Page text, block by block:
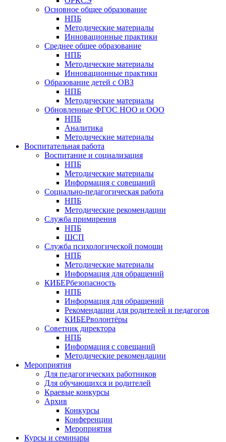
Основное общее образование
НПБ
Методические материалы
Инновационные практики
Среднее общее образование
НПБ
Методические материалы
Инновационные практики
Образование детей с ОВЗ
НПБ
Методические материалы
Обновленные ФГОС НОО и ООО
НПБ
Аналитика
Методические материалы
Воспитательная работа
Воспитание и социализация
НПБ
Методические материалы
Информация с совещаний
Социально-педагогическая работа
НПБ
Методические рекомендации
Служба примирения
НПБ
ШСП
Служба психологической помощи
НПБ
Методические материалы
Информация для обращений
КИБЕРбезопасность
НПБ
Информация для обращений
Рекомендации для родителей и педагогов
КИБЕРволонтёры
Советник директора
НПБ
Информация с совещаний
Методические рекомендации
Мероприятия
Для педагогических работников
Для обучающихся и родителей
Краевые конкурсы
Архив
Конкурсы
Конференции
Мероприятия
Курсы и семинары